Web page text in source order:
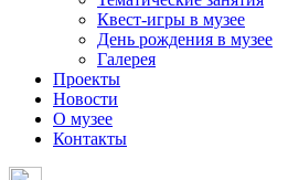
Квест-игры в музее
День рождения в музее
Галерея
Проекты
Новости
О музее
Контакты